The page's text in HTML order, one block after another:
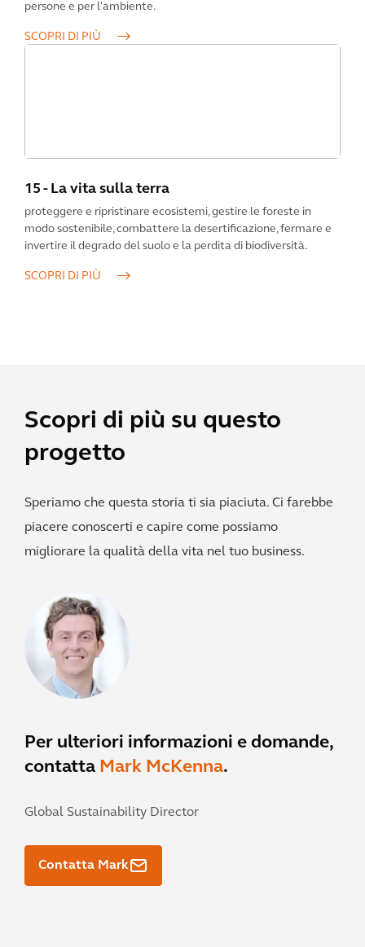
persone e per l'ambiente.
SCOPRI DI PIÙ
15 - La vita sulla terra
proteggere e ripristinare ecosistemi, gestire le foreste in
modo sostenibile, combattere la desertificazione, fermare e
invertire il degrado del suolo e la perdita di biodiversità.
SCOPRI DI PIÙ
Scopri di più su questo
progetto
Speriamo che questa storia ti sia piaciuta. Ci farebbe
piacere conoscerti e capire come possiamo
migliorare la qualità della vita nel tuo business.
Per ulteriori informazioni e domande,
contatta Mark McKenna.
Global Sustainability Director
Contatta Mark